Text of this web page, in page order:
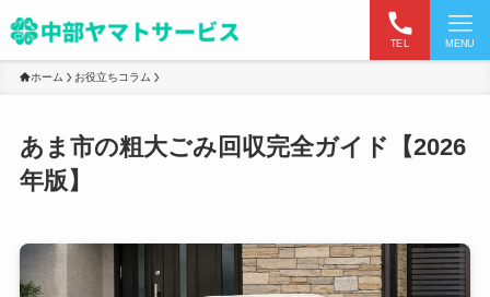
TEL MENU
ホーム お役立ちコラム
あま市の粗大ごみ回収完全ガイド【2026
年版】